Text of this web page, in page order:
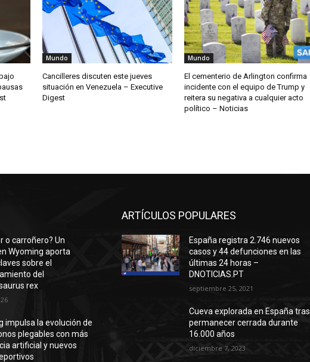
Mundo
Cancilleres discuten este jueves
situación en Venezuela – Executive
Digest
Mundo
El cementerio de Arlington confirma
incidente con el equipo de Trump y
reitera su negativa a cualquier acto
político – Noticias
o carroñero? Un
Wyoming aporta
sobre el
del
rex
impulsa la evolución de
plegables con más
artificial y nuevos
ARTÍCULOS POPULARES
España registra 2.746 nuevos
casos y 44 defunciones en las
últimas 24 horas –
DNOTICIAS.PT
septiembre 25, 2021
Cueva explorada en España tras
permanecer cerrada durante
16.000 años
diciembre 7, 2023